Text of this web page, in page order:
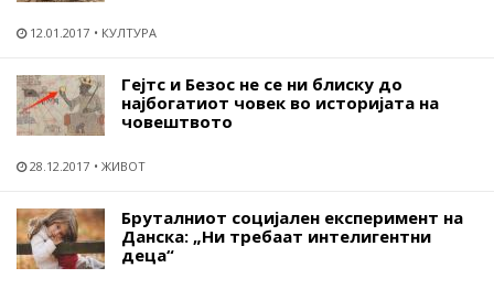
12.01.2017 КУЛТУРА
Гејтс и Безос не се ни блиску до
најбогатиот човек во историјата на
човештвото
28.12.2017 ЖИВОТ
Бруталниот социјален експеримент на
Данска: „Ни требаат интелигентни
деца“